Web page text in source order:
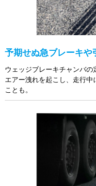
予期せぬ急ブレーキや
ウェッジブレーキチャンバの
エアー洩れを起こし、走行中
ことも。